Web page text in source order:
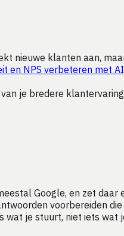
nieuwe klanten aan,
en NPS verbeteren met AI
je bredere
Google, en zet
voorbereiden
wat je stuurt, niet iets wat